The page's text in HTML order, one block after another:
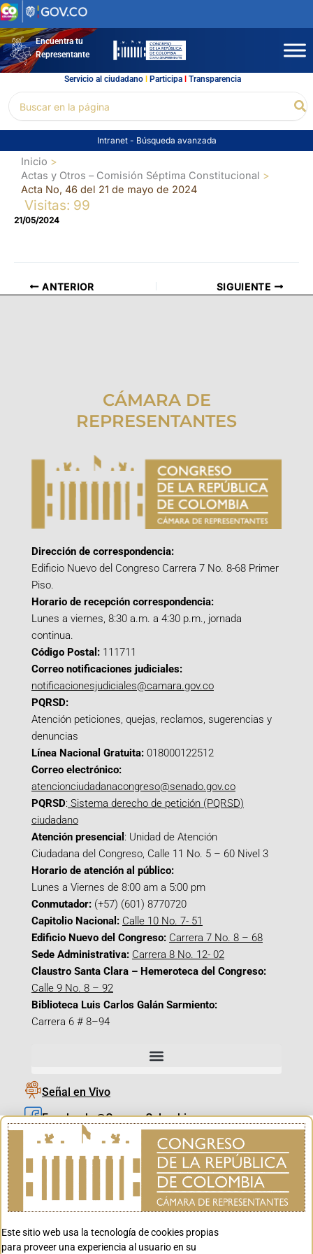
Ir
al
contenidoEncuentra tu
Representante
Servicio al ciudadano l Participal Transparencia
por:
Intranet - Búsqueda avanzada
Inicio
Actas y Otros – Comisión Séptima Constitucional
Acta No, 46 del 21 de mayo de 2024
Visitas: 99
21/05/2024
ANTERIOR SIGUIENTE
CÁMARA DE
REPRESENTANTES
Dirección de correspondencia:
Edificio Nuevo del Congreso Carrera 7 No. 8-68 Primer
Piso.
Horario de recepción correspondencia:
Lunes a viernes, 8:30 a.m. a 4:30 p.m., jornada
continua.
Código Postal: 111711
Correo notificaciones judiciales:
notificacionesjudiciales@camara.gov.co
PQRSD:
Atención peticiones, quejas, reclamos, sugerencias y
denuncias
Línea Nacional Gratuita: 018000122512
Correo electrónico:
atencionciudadanacongreso@senado.gov.co
PQRSD: Sistema derecho de petición (PQRSD)
ciudadano
Atención presencial : Unidad de Atención
Ciudadana del Congreso, Calle 11 No. 5 – 60 Nivel 3
Horario de atención al público:
Lunes a Viernes de 8:00 am a 5:00 pm
Conmutador: (+57) (601) 8770720
Capitolio Nacional: Calle 10 No. 7- 51
Edificio Nuevo del Congreso: Carrera 7 No. 8 – 68
Sede Administrativa: Carrera 8 No. 12- 02
Claustro Santa Clara – Hemeroteca del Congreso:
Calle 9 No. 8 – 92
Biblioteca Luis Carlos Galán Sarmiento:
Carrera 6 # 8–94
Señal en Vivo
Facebook_@CamaraColombia
Instagram_@CamaraColombia
X_@CamaraColombia
Youtube_@CamaraColombia
Youtube_@CanalCongreso
Este sitio web usa la tecnología de cookies propias
para proveer una experiencia al usuario en su